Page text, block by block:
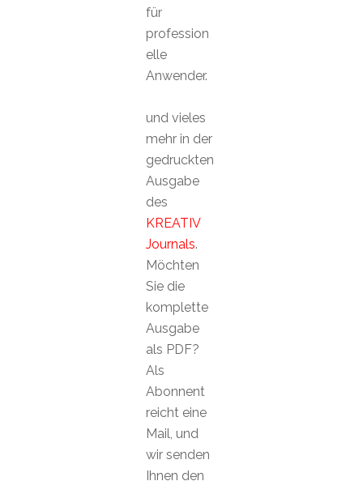
für
profession
elle
Anwender.
und vieles
mehr in der
gedruckten
Ausgabe
des
KREATIV
Journals.
Möchten
Sie die
komplette
Ausgabe
als PDF?
Als
Abonnent
reicht eine
Mail, und
wir senden
Ihnen den